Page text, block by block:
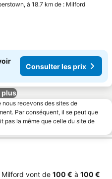
à 18.7 km de : Milford
Consulter les prix
plus
recevons des sites de
Par conséquent, il se peut que
pas la même que celle du site de
vont de ‎100 € à ‎100 €